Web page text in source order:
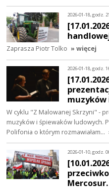
2026-01-18, godz.
Zaprasza Piotr Tolko » więcej
2026-01-18, godz.
muzyków
W cyklu "Z Malowanej Skrzyni" -
muzyków i śpiewaków ludowych.
Polifonia o którym rozmawiałam…
2026-01-10, godz.